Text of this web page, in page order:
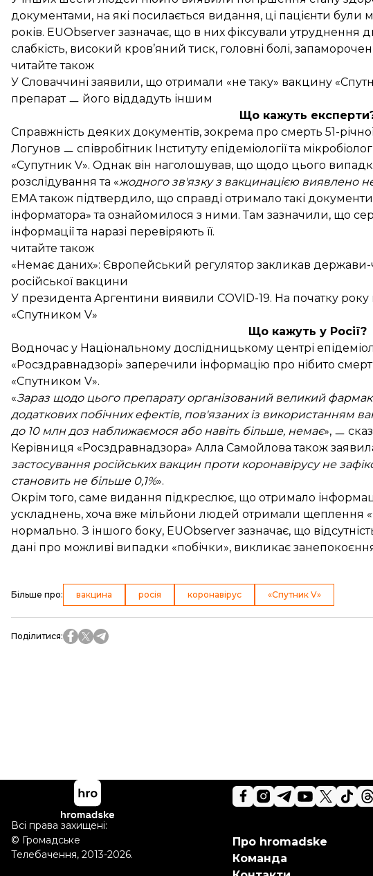
документами, на які посилається видання, ці пацієнти
років. EUObserver зазначає, що в них фіксували утруднення
слабкість, високий кров’яний тиск, головні болі,
читайте також
У Словаччині заявили, що отримали «не таку» вакцину
препарат ㅡ його віддадуть іншим
Що кажуть
Справжність деяких документів, зокрема про смерть 51-
Логунов ㅡ співробітник Інституту епідеміології та
«Супутник V». Однак він наголошував, що щодо цього
розслідування та «жодного зв'язку з вакцинацією виявлено
EMA також підтвердило, що справді отримало такі
інформатора» та ознайомилося з ними. Там зазначили, що
інформації та наразі перевіряють її.
читайте також
«Немає даних»: Європейський регулятор закликав
російської вакцини
У президента Аргентини виявили COVID-19. На початку року
«Спутником V»
Що кажуть у Росії?
Водночас у Національному дослідницькому центрі
«Росздравнадзорі» заперечили інформацію про нібито
«Спутником V».
«Зараз щодо цього препарату організований великий
додаткових побічних ефектів, пов'язаних із використанням
до 10 млн доз наближаємося або навіть більше, немає», ㅡ
Керівниця «Росздравнадзора» Алла Самойлова також
застосування російських вакцин проти коронавірусу не
становить не більше 0,1%».
Окрім того, саме видання підкреслює, що отримало
ускладнень, хоча вже мільйони людей отримали щеплення
нормально. З іншого боку, EUObserver зазначає, що
дані про можливі випадки «побічки», викликає
Більше про: вакцина росія коронавірус «Спутник V»
Поділитися:
Про hromadske
Команда
Всі права захищені:
© Громадське
Телебачення, 2013-2026.